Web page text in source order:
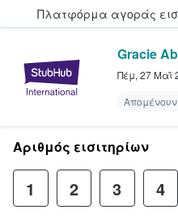
Πλατφόρμα αγοράς
Gracie
Πέμ, 27 Μαΐ
Αριθμός εισιτηρίων
1 2 3 4